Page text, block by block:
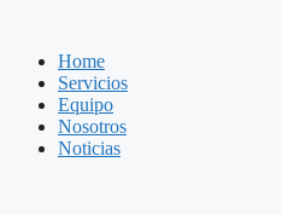
contenidoHome
Servicios
Equipo
Nosotros
Noticias